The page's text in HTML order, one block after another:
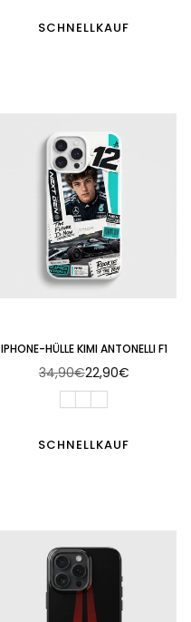
SCHNELLKAUF
IPHONE-HÜLLE KIMI ANTONELLI F1
Normaler
34,90€22,90€
SCHNELLKAUF